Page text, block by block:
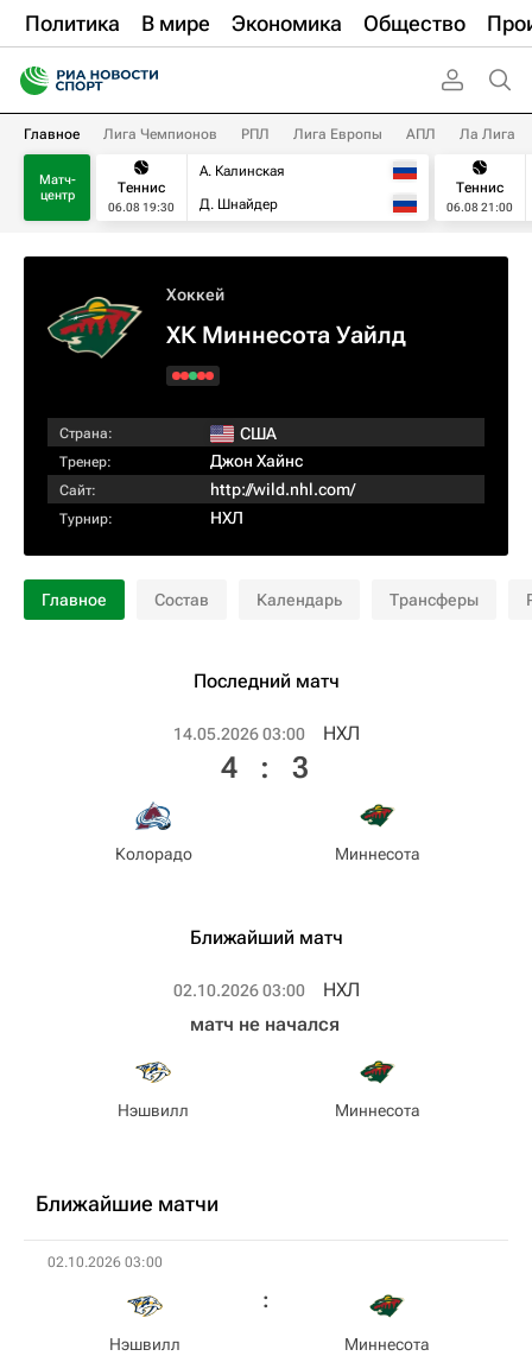
Политика В мире Экономика Общество
Главное Лига Чемпионов РПЛ Лига Европы АПЛ Ла Лига
Матч-
центр
Теннис
06.08 19:30
А. Калинская
Д. Шнайдер
Теннис
06.08 21:00
Хоккей
ХК Миннесота Уайлд
Страна: США
Тренер: Джон Хайнс
Сайт: http://wild.nhl.com/
Турнир: НХЛ
Главное Состав Календарь Трансферы
Последний матч
14.05.2026 03:00 НХЛ
Колорадо
4 : 3
Миннесота
Ближайший матч
02.10.2026 03:00 НХЛ
Нэшвилл
матч не начался
Миннесота
Ближайшие матчи
02.10.2026 03:00
Нэшвилл Миннесота